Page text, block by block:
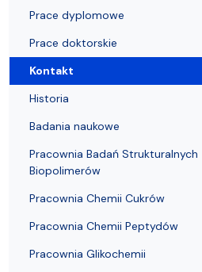
Prace dyplomowe
Prace doktorskie
Kontakt
Historia
Badania naukowe
Pracownia Badań Strukturalnych
Biopolimerów
Pracownia Chemii Cukrów
Pracownia Chemii Peptydów
Pracownia Glikochemii